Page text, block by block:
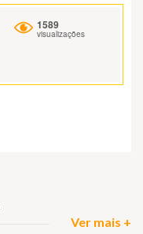
1589
visualizações
Ver mais +